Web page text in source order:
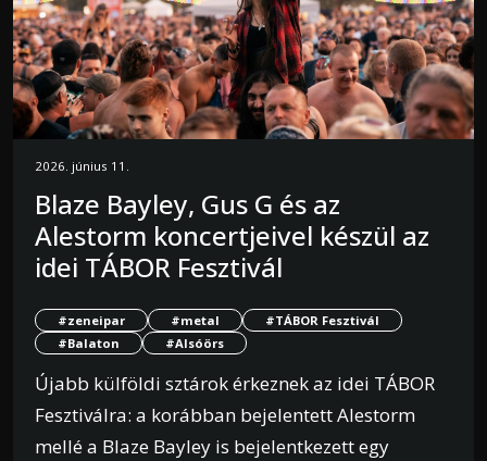
2026. június 11.
Blaze Bayley, Gus G és az
Alestorm koncertjeivel készül az
idei TÁBOR Fesztivál
#zeneipar #metal
#TÁBOR Fesztivál
#Balaton
#Alsóörs
Újabb külföldi sztárok érkeznek az idei TÁBOR
Fesztiválra: a korábban bejelentett Alestorm
mellé a Blaze Bayley is bejelentkezett egy